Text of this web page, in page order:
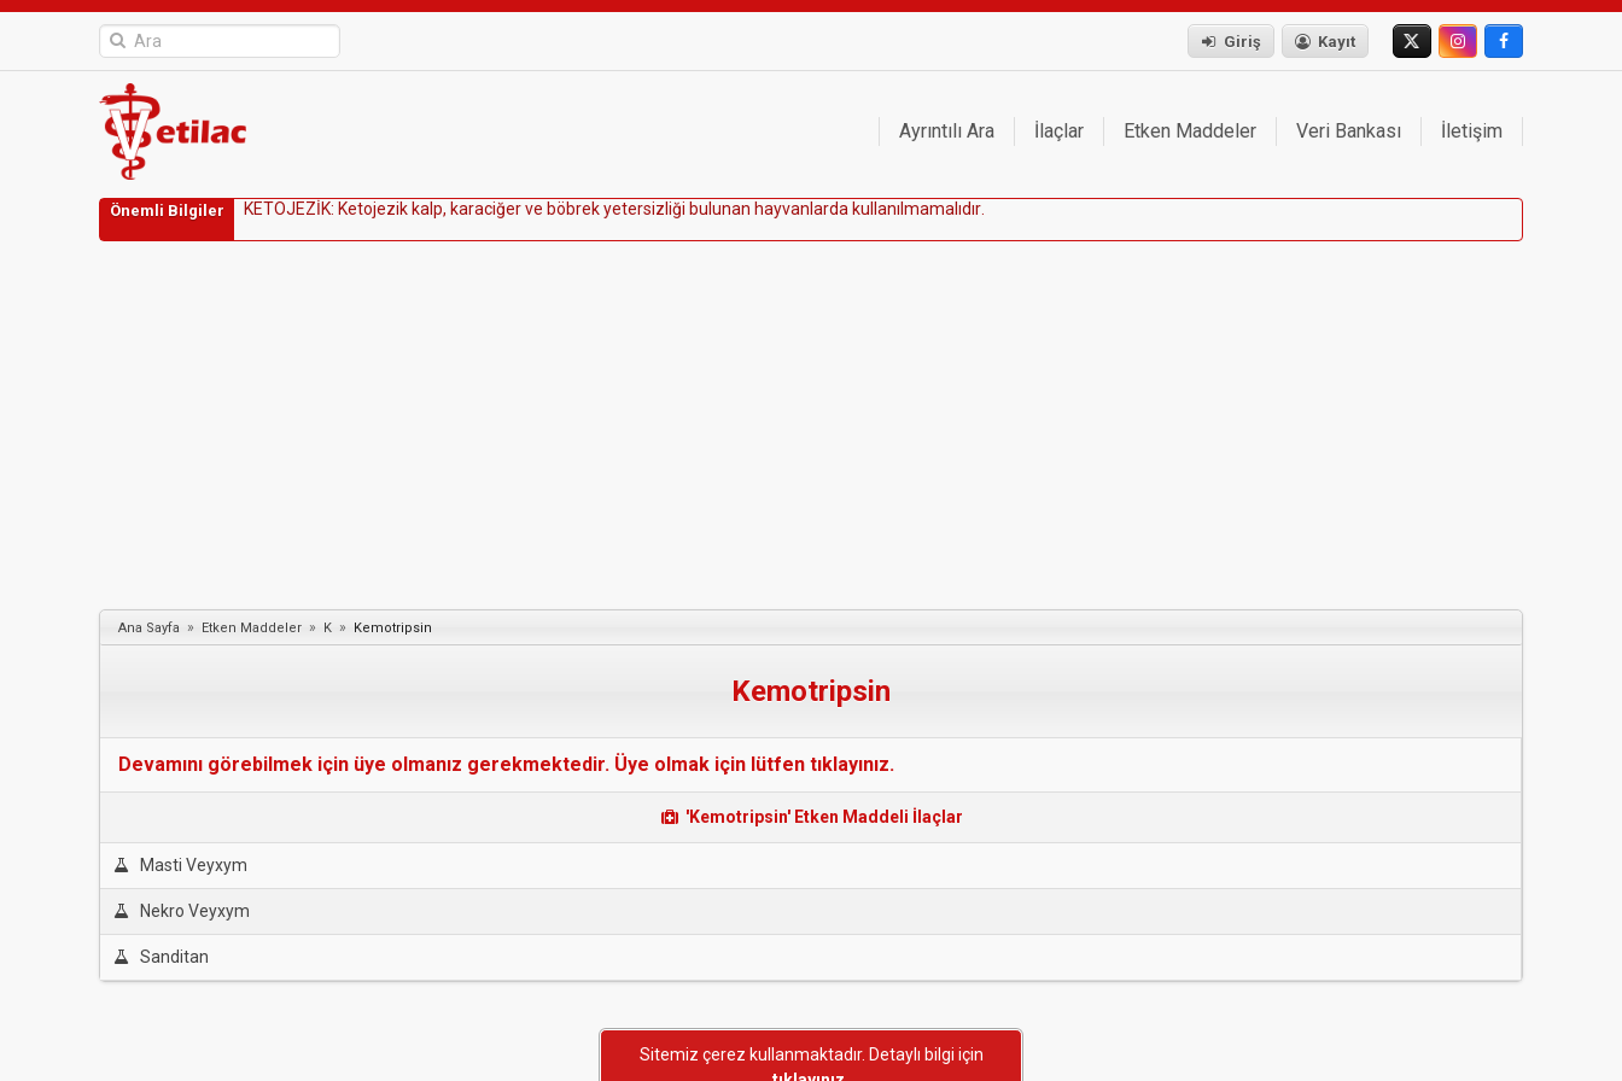
Giriş Kayıt
Ayrıntılı Ara İlaçlar Etken Maddeler Veri Bankası İletişim
Önemli Bilgiler KETOJEZİK: Ketojezik ka p, karaciğerve böbrekyetersiz iği bu unan hayvan arda ku anı mama ıdır
Ana Sayfa » Etken Maddeler » K » Kemotripsin
Kemotripsin
Devamını görebilmek için üye olmanız gerekmektedir. Üye olmak için lütfen tıklayınız.
'Kemotripsin' Etken Maddeli İlaçlar
Masti Veyxym
Nekro Veyxym
Sanditan
Sitemiz çerez kullanmaktadır. Detaylı bilgi için